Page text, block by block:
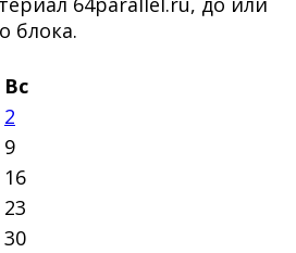
блока.
Вс
2
9
16
23
30